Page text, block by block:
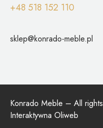
+48 518 152 110
sklep@konrado-meble.pl
Konrado Meble – All
Interaktywna Oliweb